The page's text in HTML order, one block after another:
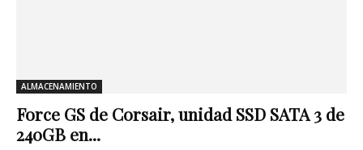
ALMACENAMIENTO
Force GS de Corsair, unidad SSD SATA 3 de
240GB en...